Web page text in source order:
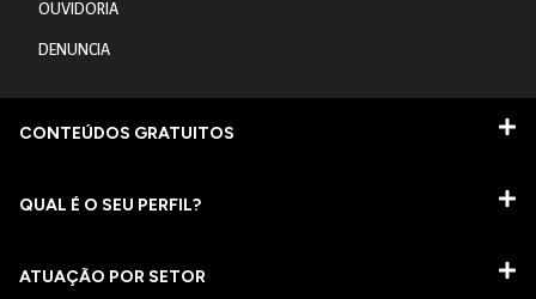
OUVIDORIA
DENUNCIA
CONTEÚDOS GRATUITOS
QUAL É O SEU PERFIL?
ATUAÇÃO POR SETOR